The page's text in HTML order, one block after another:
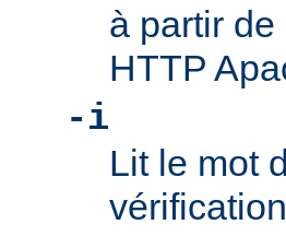
à partir
HTTP
-i
Lit le mot